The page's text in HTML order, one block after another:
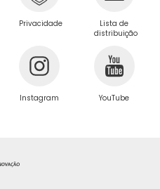
Privacidade
Lista de
distribuição
Instagram YouTube